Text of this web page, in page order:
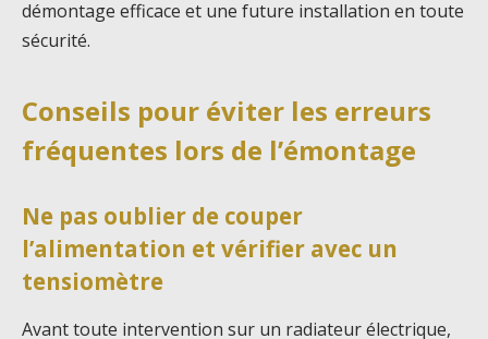
démontage efficace et une future installation en toute
sécurité.
Conseils pour éviter les erreurs
fréquentes lors de l’émontage
Ne pas oublier de couper
l’alimentation et vérifier avec un
tensiomètre
Avant toute intervention sur un radiateur électrique,